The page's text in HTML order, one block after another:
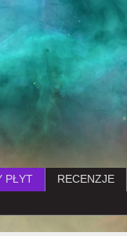
do treści
PŁYT RECENZJE